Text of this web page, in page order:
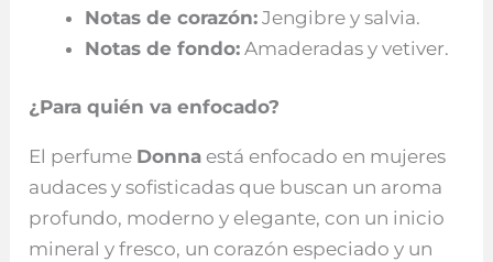
Notas de corazón: Jengibre y salvia.
Notas de fondo: Amaderadas y vetiver.
¿Para quién va enfocado?
El perfume Donna está enfocado en mujeres
audaces y sofisticadas que buscan un aroma
profundo, moderno y elegante, con un inicio
mineral y fresco, un corazón especiado y un